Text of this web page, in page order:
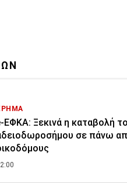
ΕΦΚΑ: Ξεκινά η καταβολή
σε πάνω